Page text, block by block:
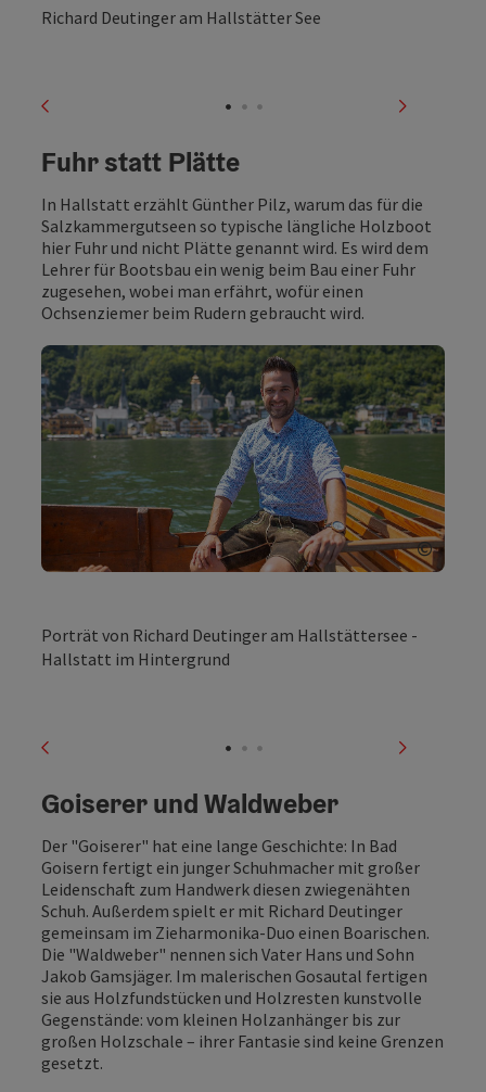
Richard Deutinger am Hallstätter See
vorheriges Element
Fuhr statt Plätte
In Hallstatt erzählt Günther Pilz, warum das für die
Salzkammergutseen so typische längliche Holzboot
hier Fuhr und nicht Plätte genannt wird. Es wird dem
Lehrer für Bootsbau ein wenig beim Bau einer Fuhr
zugesehen, wobei man erfährt, wofür einen
Ochsenziemer beim Rudern gebraucht wird.
©
Porträt von Richard Deutinger am Hallstättersee -
Hallstatt im Hintergrund
vorheriges Element
Goiserer und Waldweber
Der "Goiserer" hat eine lange Geschichte: In Bad
Goisern fertigt ein junger Schuhmacher mit großer
Leidenschaft zum Handwerk diesen zwiegenähten
Schuh. Außerdem spielt er mit Richard Deutinger
gemeinsam im Zieharmonika-Duo einen Boarischen.
Die "Waldweber" nennen sich Vater Hans und Sohn
Jakob Gamsjäger. Im malerischen Gosautal fertigen
sie aus Holzfundstücken und Holzresten kunstvolle
Gegenstände: vom kleinen Holzanhänger bis zur
großen Holzschale – ihrer Fantasie sind keine Grenzen
gesetzt.